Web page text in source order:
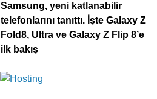
Samsung, yeni katlanabilir
telefonlarını tanıttı. İşte Galaxy Z
Fold8, Ultra ve Galaxy Z Flip 8’e
ilk bakış